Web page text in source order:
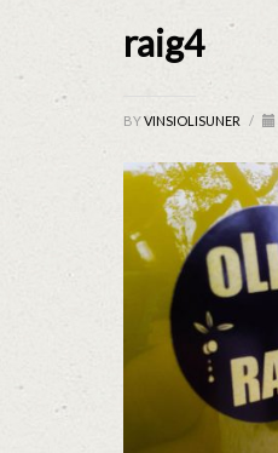
raig4
BYVINSIOLISUNER /